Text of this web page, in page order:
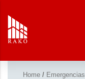
Home / Emergencias